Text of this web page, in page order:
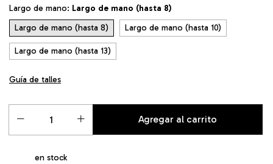
Largo de mano: Largo de mano (hasta 8)
Largo de mano (hasta 8)
Largo de mano (hasta 10)
Largo de mano (hasta 13)
Guía de talles
en stock